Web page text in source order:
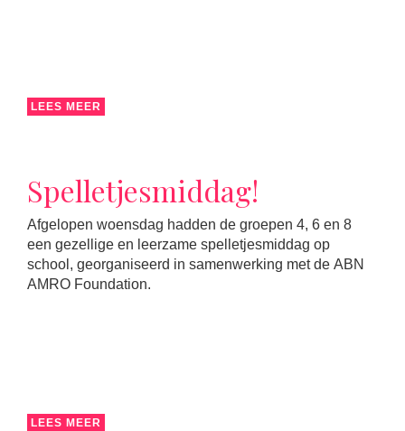
LEES MEER
Spelletjesmiddag!
Afgelopen woensdag hadden de groepen 4, 6 en 8
een gezellige en leerzame spelletjesmiddag op
school, georganiseerd in samenwerking met de ABN
AMRO Foundation.
LEES MEER